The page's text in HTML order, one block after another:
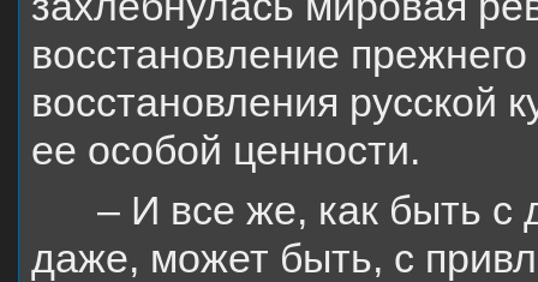
восстановление
восстановления русской
ее особой ценности.
– И все же, как быть с
даже, может быть, с